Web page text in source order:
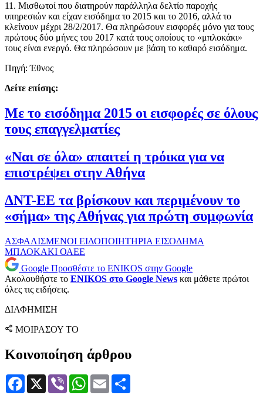
11. Μισθωτοί που διατηρούν παράλληλα δελτίο παροχής
υπηρεσιών και είχαν εισόδημα το 2015 και το 2016, αλλά το
κλείνουν μέχρι 28/2/2017. Θα πληρώσουν εισφορές μόνο για τους
πρώτους δύο μήνες του 2017 κατά τους οποίους το «μπλοκάκι»
τους είναι ενεργό. Θα πληρώσουν με βάση το καθαρό εισόδημα.
Πηγή: Έθνος
Δείτε επίσης:
Με το εισόδημα 2015 οι εισφορές σε όλους
τους επαγγελματίες
«Ναι σε όλα» απαιτεί η τρόικα για να
επιστρέψει στην Αθήνα
ΔΝΤ-ΕΕ τα βρίσκουν και περιμένουν το
«σήμα» της Αθήνας για πρώτη συμφωνία
ΑΣΦΑΛΙΣΜΕΝΟΙ ΕΙΔΟΠΟΙΗΤΗΡΙΑ ΕΙΣΟΔΗΜΑ
ΜΠΛΟΚΑΚΙ ΟΑΕΕ
Google Προσθέστε το ENIKOS στην Google
Ακολουθήστε το ENIKOS στο Google News και μάθετε πρώτοι
όλες τις ειδήσεις.
ΔΙΑΦΗΜΙΣΗ
ΜΟΙΡΑΣΟΥ ΤΟ
Κοινοποίηση άρθρου
Facebook
X Viber WhatsApp
Email